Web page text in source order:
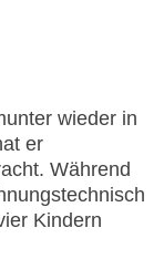
wieder in
er
Während
Kindern